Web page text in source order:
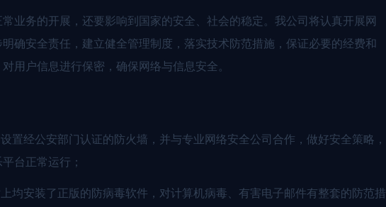
业务的开展，还要影响到国家的安全、社会的稳定。我公司将认真开展网
确安全责任，建立健全管理制度，落实技术防范措施，保证必要的经费和
用户信息进行保密，确保网络与信息安全。
置经公安部门认证的防火墙，并与专业网络安全公司合作，做好安全策略，
台正常运行；
均安装了正版的防病毒软件，对计算机病毒、有害电子邮件有整套的防范措